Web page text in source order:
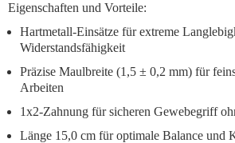
Eigenschaften und Vorteile:
Hartmetall-Einsätze für extreme
Widerstandsfähigkeit
Präzise Maulbreite (1,5 ± 0,2 mm) für
Arbeiten
1x2-Zahnung für sicheren Gewebegriff
Länge 15,0 cm für optimale Balance und